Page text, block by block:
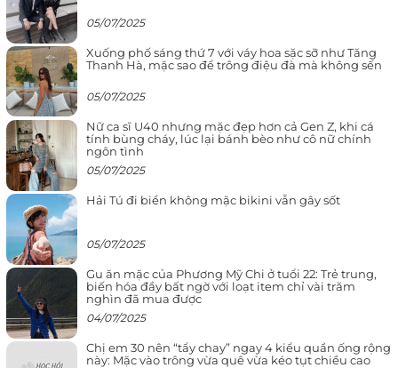
05/07/2025
Xuống phố sáng thứ 7 với váy hoa sặc sỡ như Tăng
Thanh Hà, mặc sao để trông điệu đà mà không sến
05/07/2025
Nữ ca sĩ U40 nhưng mặc đẹp hơn cả Gen Z, khi cá
tính bùng cháy, lúc lại bánh bèo như cô nữ chính
ngôn tình
05/07/2025
Hải Tú đi biển không mặc bikini vẫn gây sốt
05/07/2025
Gu ăn mặc của Phương Mỹ Chi ở tuổi 22: Trẻ trung,
biến hóa đầy bất ngờ với loạt item chỉ vài trăm
nghìn đã mua được
04/07/2025
Chị em 30 nên “tẩy chay” ngay 4 kiểu quần ống rộng
này: Mặc vào trông vừa quê vừa kéo tụt chiều cao